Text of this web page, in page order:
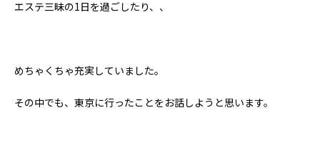
エステ三昧の1日を過ごしたり、、
めちゃくちゃ充実していました。
その中でも、東京に行ったことをお話しようと思います。